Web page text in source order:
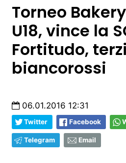
Torneo
U18, vince la
Fortitudo,
biancorossi
06.01.2016 12:31
Twitter Facebook
Telegram Email